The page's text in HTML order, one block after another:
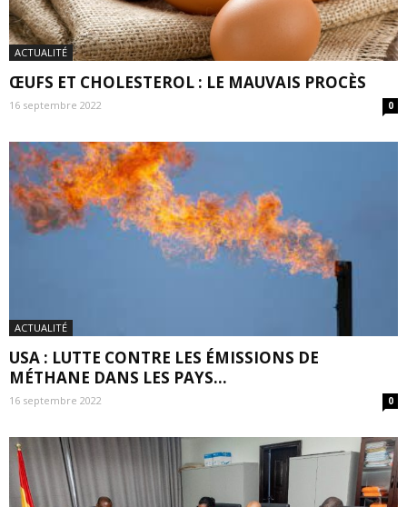
ACTUALITÉ
ŒUFS ET CHOLESTEROL : LE MAUVAIS PROCÈS
16 septembre 2022 0
ACTUALITÉ
USA : LUTTE CONTRE LES ÉMISSIONS DE
MÉTHANE DANS LES PAYS...
16 septembre 2022 0